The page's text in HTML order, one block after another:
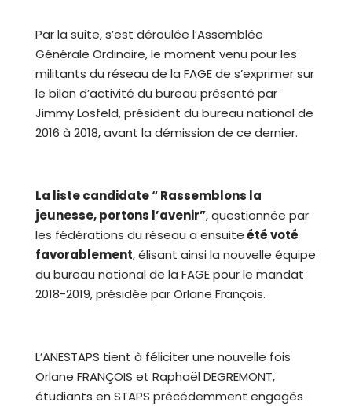
Par la suite, s’est déroulée l’Assemblée
Générale Ordinaire, le moment venu pour les
militants du réseau de la FAGE de s’exprimer sur
le bilan d’activité du bureau présenté par
Jimmy Losfeld, président du bureau national de
2016 à 2018, avant la démission de ce dernier.
La liste candidate “ Rassemblons la
jeunesse, portons l’avenir”, questionnée par
les fédérations du réseau a ensuiteété voté
favorablement, élisant ainsi la nouvelle équipe
du bureau national de la FAGE pour le mandat
2018-2019, présidée par Orlane François.
L’ANESTAPS tient à féliciter une nouvelle fois
Orlane FRANÇOIS et Raphaël DEGREMONT,
étudiants en STAPS précédemment engagés